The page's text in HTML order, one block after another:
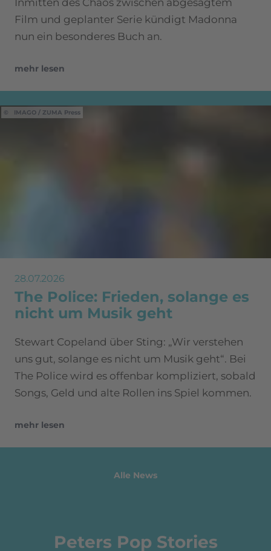
Film und geplanter Serie kündigt Madonna
nun ein besonderes Buch an.
mehr lesen
IMAGO / ZUMA Press
28.07.2026
The Police: Frieden, solange es
nicht um Musik geht
Stewart Copeland über Sting: „Wir verstehen
uns gut, solange es nicht um Musik geht“. Bei
The Police wird es offenbar kompliziert, sobald
Songs, Geld und alte Rollen ins Spiel kommen.
mehr lesen
Alle News
Peters Pop Stories